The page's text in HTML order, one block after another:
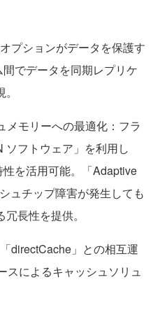
プションがデータを保護す
でデータを同期レプリケ
メモリーへの最適化：フラ
ソフトウェア」を利用し
を活用可能。「Adaptive
ュチップ障害が発生しても
長性を提供。
directCache」との相互運
スによるキャッシュソリュ